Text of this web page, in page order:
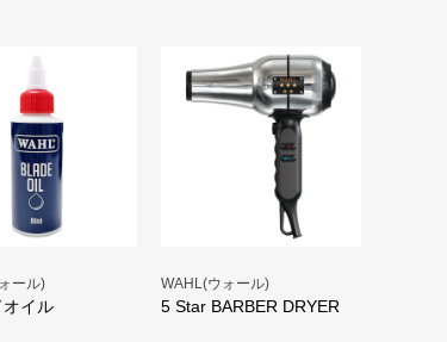
ール)
オイル
WAHL(ウォール)
5 Star BARBER DRYER